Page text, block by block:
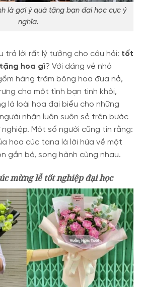
là gợi ý quà tặng bạn đại học cực ý
nghĩa.
trả lời rất lý tưởng cho câu hỏi: tốt
hoa gì? Với dáng vẻ nhỏ
hàng trăm bông hoa đua nở,
cho một tình bạn tinh khôi,
là loài hoa đại biểu cho những
nhận luôn suôn sẻ trên bước
Một số người cũng tin rằng:
hoa cúc tana là lời hứa về một
gắn bó, song hành cùng nhau.
mừng lễ tốt nghiệp đại học